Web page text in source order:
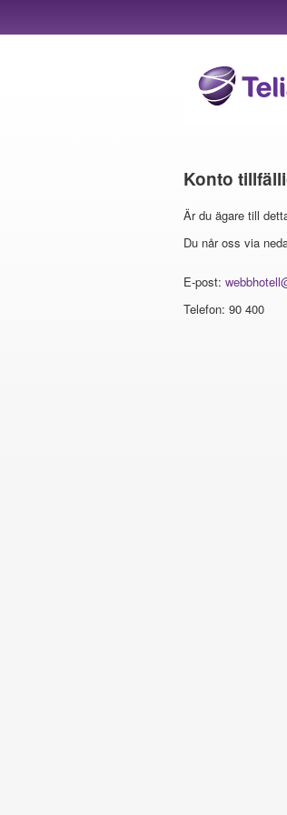
Konto
Är du ägare till
Du når oss via
E-post:
Telefon: 90 400